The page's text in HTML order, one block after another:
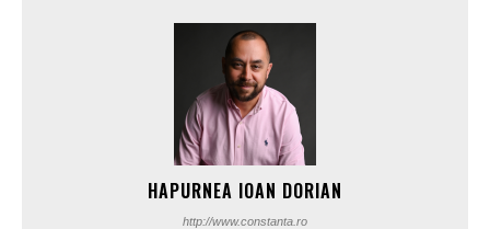
HAPURNEA IOAN DORIAN
http://www.constanta.ro